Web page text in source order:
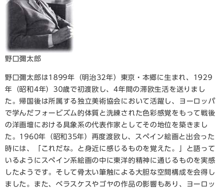
野口彌太郎
野口彌太郎は1899年（明治32年）東京・本郷に生まれ、1929
年（昭和4年）30歳で初渡欧し、4年間の滞欧生活を送りまし
た。帰国後は所属する独立美術協会において活躍し、ヨーロッパ
で学んだフォービズム的体質と洗練された色彩感覚をもって戦後
の洋画壇における具象系の代表作家としてその地位を築きまし
た。1960年（昭和35年）再度渡欧し、スペイン絵画と出会った
時には、「これだな。と身近に感じるものを覚えた。」と語って
いるようにスペイン系絵画の中に東洋的精神に通じるものを実感
したようです。そして骨太い筆触による大胆な空間構成を会得し
ました。また、ベラスケスやゴヤの作品の影響もあり、ヨーロッ